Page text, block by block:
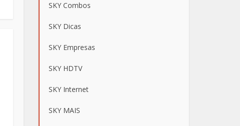
SKY Combos
SKY Dicas
SKY Empresas
SKY HDTV
SKY Internet
SKY MAIS